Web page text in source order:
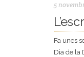
5
Fa unes
Dia de la